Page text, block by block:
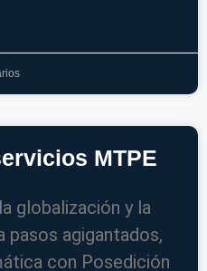
MTPE
globalización y la
pasos agigantados,
con Posedición